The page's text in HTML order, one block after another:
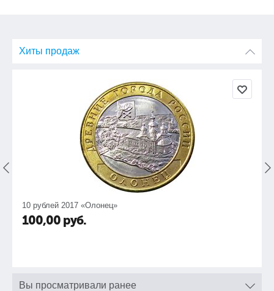
Хиты продаж
10 рублей 2017 «Олонец»
100,00 руб.
Вы просматривали ранее